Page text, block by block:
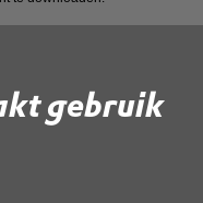
gebruik